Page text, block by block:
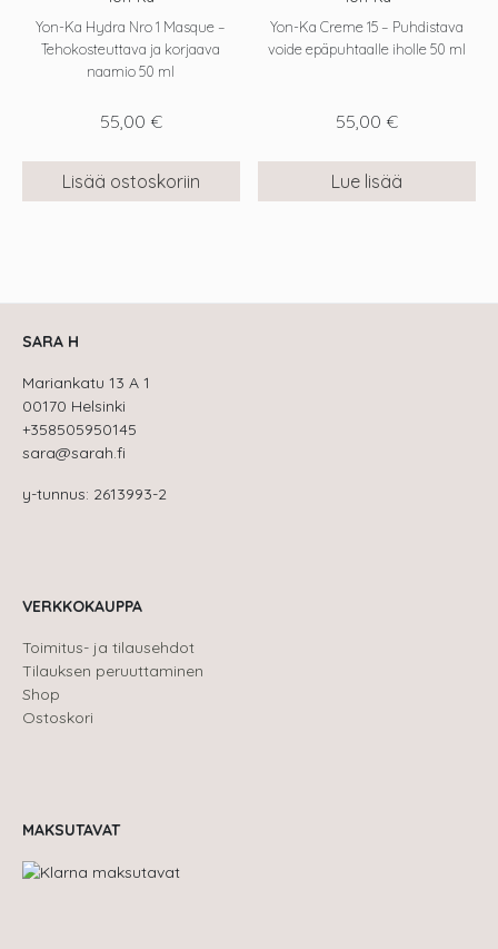
Yon-Ka Hydra Nro 1 Masque –
Tehokosteuttava ja korjaava
naamio 50 ml
55,00 €
Lisää ostoskoriin
Yon-Ka Creme 15 – Puhdistava
voide epäpuhtaalle iholle 50 ml
55,00 €
Lue lisää
SARA H
Mariankatu 13 A 1
00170 Helsinki
+358505950145
sara@sarah.fi
y-tunnus: 2613993-2
VERKKOKAUPPA
Toimitus- ja tilausehdot
Tilauksen peruuttaminen
Shop
Ostoskori
MAKSUTAVAT